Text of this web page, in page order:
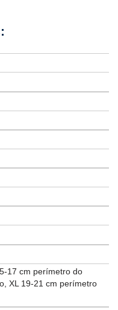
17 cm perímetro do
XL 19-21 cm perímetro